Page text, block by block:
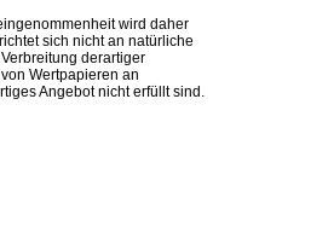
wird daher
sich nicht an natürliche
derartiger
Wertpapieren an
Angebot nicht erfüllt sind.